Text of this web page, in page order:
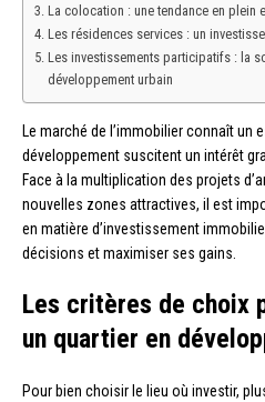
La colocation : une tendance en plein
Les résidences services : un
Les investissements participatifs : la
développement urbain
Le marché de l’immobilier connaît un
développement suscitent un intérêt
Face à la multiplication des projets
nouvelles zones attractives, il est
en matière d’investissement
décisions et maximiser ses gains.
Les critères de choix
un quartier en
Pour bien choisir le lieu où investir,